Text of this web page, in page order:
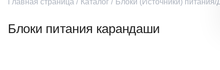
Главная страница / Каталог / Блоки (Источники)
Блоки питания карандаши